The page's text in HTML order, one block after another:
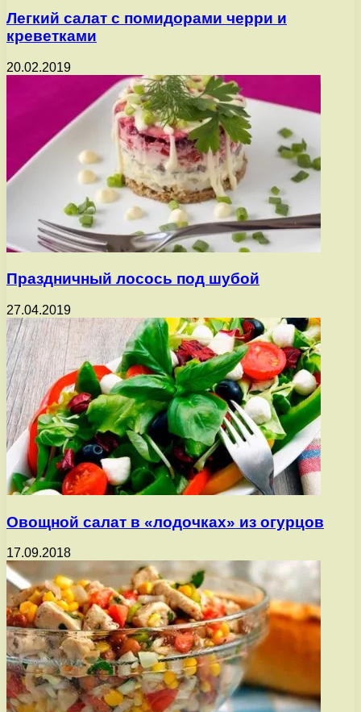
Легкий салат с помидорами черри и
креветками
20.02.2019
Праздничный лосось под шубой
27.04.2019
Овощной салат в «лодочках» из огурцов
17.09.2018